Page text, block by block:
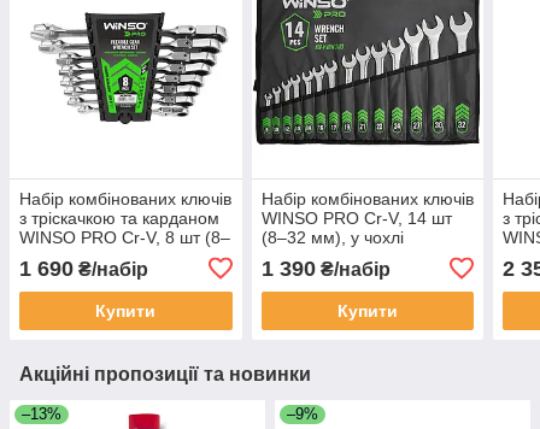
Набір комбінованих ключів
з тріскачкою та карданом
WINSO PRO Cr-V, 8 шт (8–
тримачі
1 690 ₴/набір
Купити
Набір комбінованих ключів
WINSO PRO Cr-V, 14 шт
(8–32 мм), у чохлі
1 390₴/набір
Купити
з
2
Акційні пропозиції та новинки
–13% –9%